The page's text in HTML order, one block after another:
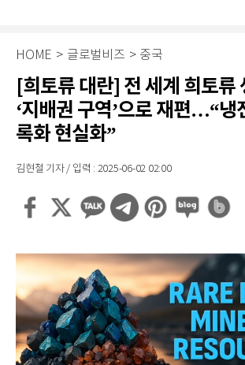
HOME > 글로벌비즈 > 중국
[희토류 대란] 전 세계 희토류
‘지배권 구역’으로 재편…“냉
록화 현실화”
김현철 기자 / 입력 : 2025-06-02 02:00